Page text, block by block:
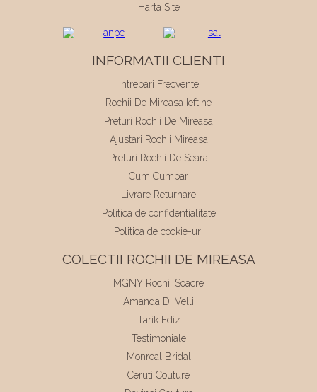
Harta Site
INFORMATII CLIENTI
Intrebari Frecvente
Rochii De Mireasa Ieftine
Preturi Rochii De Mireasa
Ajustari Rochii Mireasa
Preturi Rochii De Seara
Cum Cumpar
Livrare Returnare
Politica de confidentialitate
Politica de cookie-uri
COLECTII ROCHII DE MIREASA
MGNY Rochii Soacre
Amanda Di Velli
Tarik Ediz
Testimoniale
Monreal Bridal
Ceruti Couture